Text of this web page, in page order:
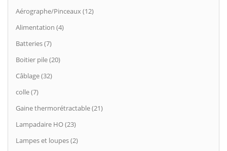
Aérographe/Pinceaux (12)
Alimentation (4)
Batteries (7)
Boitier pile (20)
Câblage (32)
colle (7)
Gaine thermorétractable (21)
Lampadaire HO (23)
Lampes et loupes (2)